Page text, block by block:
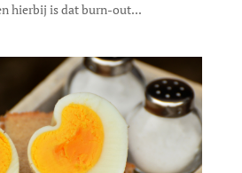
hierbij is dat burn-out...